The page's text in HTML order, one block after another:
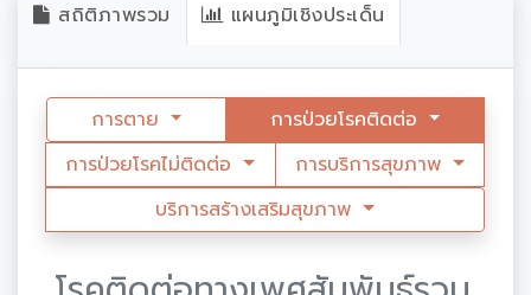
สถิติภาพรวม แผนภูมิเชิงประเด็น
การตาย
การป่วยโรคติดต่อ
การป่วยโรคไม่ติดต่อ
การบริการสุขภาพ
บริการสร้างเสริมสุขภาพ